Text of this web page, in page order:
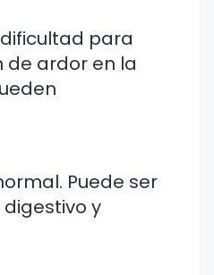
para
de ardor en la
Puede ser
y